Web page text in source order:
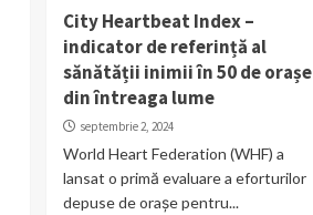
City Heartbeat Index –
indicator de referință al
sănătății inimii în 50 de orașe
din întreaga lume
septembrie 2, 2024
World Heart Federation (WHF) a
lansat o primă evaluare a eforturilor
depuse de orașe pentru...